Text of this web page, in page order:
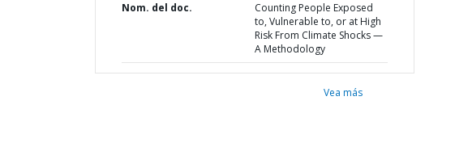
Nom. del doc.
Counting People Exposed
to, Vulnerable to, or at High
Risk From Climate Shocks —
A Methodology
Vea más